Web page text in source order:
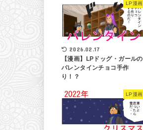
LP漫画
2026.02.17
【漫画】LPドッグ・ガールの
バレンタインチョコ手作
り！？
LP漫画